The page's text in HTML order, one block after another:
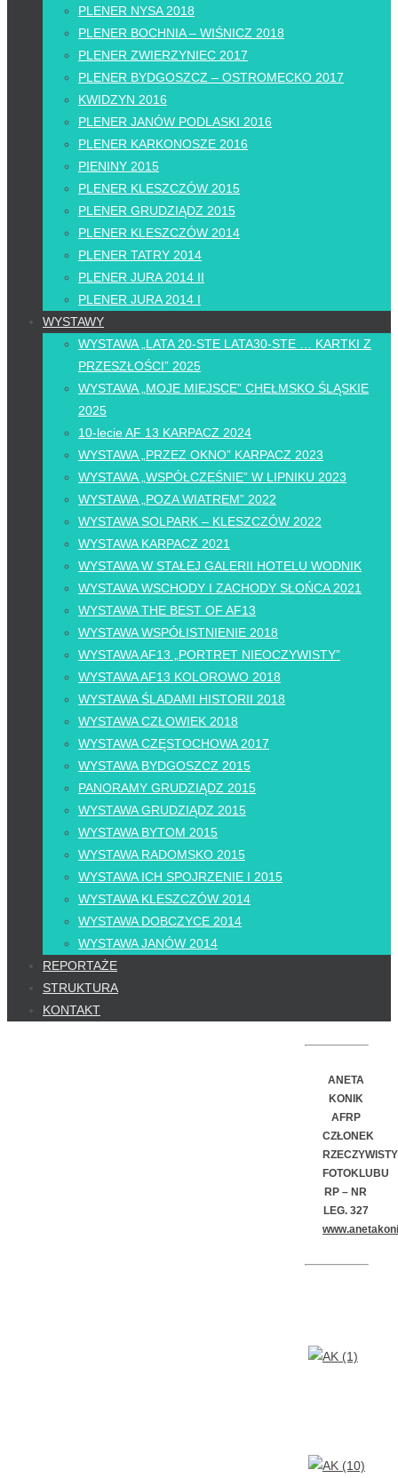
PLENER NYSA 2018
PLENER BOCHNIA – WIŚNICZ 2018
PLENER ZWIERZYNIEC 2017
PLENER BYDGOSZCZ – OSTROMECKO 2017
KWIDZYN 2016
PLENER JANÓW PODLASKI 2016
PLENER KARKONOSZE 2016
PIENINY 2015
PLENER KLESZCZÓW 2015
PLENER GRUDZIĄDZ 2015
PLENER KLESZCZÓW 2014
PLENER TATRY 2014
PLENER JURA 2014 II
PLENER JURA 2014 I
WYSTAWY
WYSTAWA „LATA 20-STE LATA30-STE … KARTKI Z
PRZESZŁOŚCI” 2025
WYSTAWA „MOJE MIEJSCE” CHEŁMSKO ŚLĄSKIE
2025
10-lecie AF 13 KARPACZ 2024
WYSTAWA „PRZEZ OKNO” KARPACZ 2023
WYSTAWA „WSPÓŁCZEŚNIE” W LIPNIKU 2023
WYSTAWA „POZA WIATREM” 2022
WYSTAWA SOLPARK – KLESZCZÓW 2022
WYSTAWA KARPACZ 2021
WYSTAWA W STAŁEJ GALERII HOTELU WODNIK
WYSTAWA WSCHODY I ZACHODY SŁOŃCA 2021
WYSTAWA THE BEST OF AF13
WYSTAWA WSPÓŁISTNIENIE 2018
WYSTAWA AF13 „PORTRET NIEOCZYWISTY”
WYSTAWA AF13 KOLOROWO 2018
WYSTAWA ŚLADAMI HISTORII 2018
WYSTAWA CZŁOWIEK 2018
WYSTAWA CZĘSTOCHOWA 2017
WYSTAWA BYDGOSZCZ 2015
PANORAMY GRUDZIĄDZ 2015
WYSTAWA GRUDZIĄDZ 2015
WYSTAWA BYTOM 2015
WYSTAWA RADOMSKO 2015
WYSTAWA ICH SPOJRZENIE I 2015
WYSTAWA KLESZCZÓW 2014
WYSTAWA DOBCZYCE 2014
WYSTAWA JANÓW 2014
REPORTAŻE
STRUKTURA
KONTAKT
ANETA
KONIK
AFRP
CZŁONEK
RZECZYWISTY
FOTOKLUBU
RP – NR
LEG. 327